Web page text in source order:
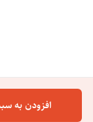
افزودن به